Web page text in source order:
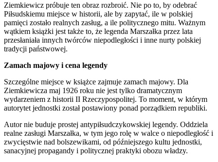
Ziemkiewicz próbuje ten obraz rozbroić. Nie po to, by odebrać
Piłsudskiemu miejsce w historii, ale by zapytać, ile w polskiej
pamięci zostało realnych zasług, a ile politycznego mitu. Ważnym
wątkiem książki jest także to, że legenda Marszałka przez lata
przesłaniała innych twórców niepodległości i inne nurty polskiej
tradycji państwowej.
Zamach majowy i cena legendy
Szczególne miejsce w książce zajmuje zamach majowy. Dla
Ziemkiewicza maj 1926 roku nie jest tylko dramatycznym
wydarzeniem z historii II Rzeczypospolitej. To moment, w którym
autorytet jednostki został postawiony ponad porządkiem republiki.
Autor nie buduje prostej antypiłsudczykowskiej legendy. Oddziela
realne zasługi Marszałka, w tym jego rolę w walce o niepodległość i
zwycięstwie nad bolszewikami, od późniejszego kultu jednostki,
sanacyjnej propagandy i politycznej praktyki obozu władzy.